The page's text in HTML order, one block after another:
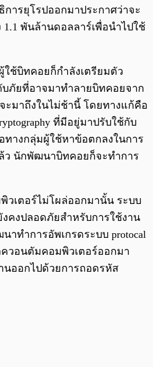
ารยุโรปออกมาประกาศว่าจะ
พันล้านดอลลาร์เพื่อนำไปใช้
ช้บิทคอยก็กำลังเตรียมตัว
ภัยที่อาจมาทำลายบิทคอยจาก
ะมาถึงในไม่ช้านี้ โดยทางแก้คือ
ที่มีอยู่มาปรับใช้กับ
ทางกลุ่มผู้ใช้หาข้อตกลงในการ
ว นักพัฒนาบิทคอยก็จะทำการ
วเตอร์ไม่โผล่ออกมานั้น ระบบ
คงปลอดภัยสำหรับการใช้งาน
าทำการอัพเกรดระบบ protocal
วอนตัมคอมพิวเตอร์ออกมา
ออกไปด้วยการถอดรหัส